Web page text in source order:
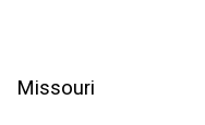
Missouri